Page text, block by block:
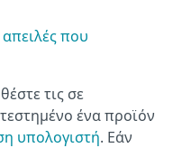
που
τις σε
ένα προϊόν
υπολογιστή. Εάν